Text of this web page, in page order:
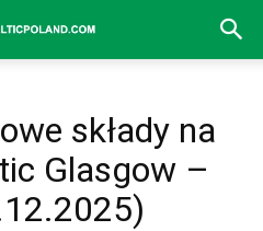
składy na
Glasgow –